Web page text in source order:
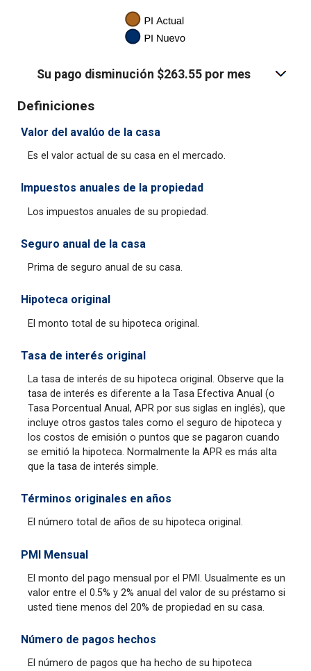
Su pago disminución $263.55 por mes
Definiciones
Valor del avalúo de la casa
Es el valor actual de su casa en el mercado.
Impuestos anuales de la propiedad
Los impuestos anuales de su propiedad.
Seguro anual de la casa
Prima de seguro anual de su casa.
Hipoteca original
El monto total de su hipoteca original.
Tasa de interés original
La tasa de interés de su hipoteca original. Observe que la
tasa de interés es diferente a la Tasa Efectiva Anual (o
Tasa Porcentual Anual, APR por sus siglas en inglés), que
incluye otros gastos tales como el seguro de hipoteca y
los costos de emisión o puntos que se pagaron cuando
se emitió la hipoteca. Normalmente la APR es más alta
que la tasa de interés simple.
Términos originales en años
El número total de años de su hipoteca original.
PMI Mensual
El monto del pago mensual por el PMI. Usualmente es un
valor entre el 0.5% y 2% anual del valor de su préstamo si
usted tiene menos del 20% de propiedad en su casa.
Número de pagos hechos
El número de pagos que ha hecho de su hipoteca